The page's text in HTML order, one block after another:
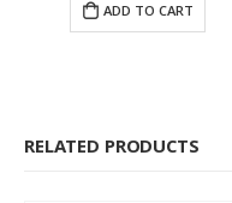
ADD TO CART
RELATED PRODUCTS